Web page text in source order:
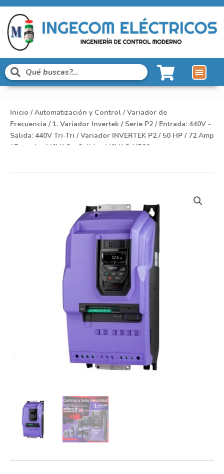
Inicio /Automatización y Control /Variador de
Frecuencia / 1. Variador Invertek / Serie P2/ Entrada: 440V -
Salida: 440V Tri-Tri / Variador INVERTEK P2 / 50 HP / 72 Amp
/ Entrada: 440VAC – Salida: 440VAC / IP20